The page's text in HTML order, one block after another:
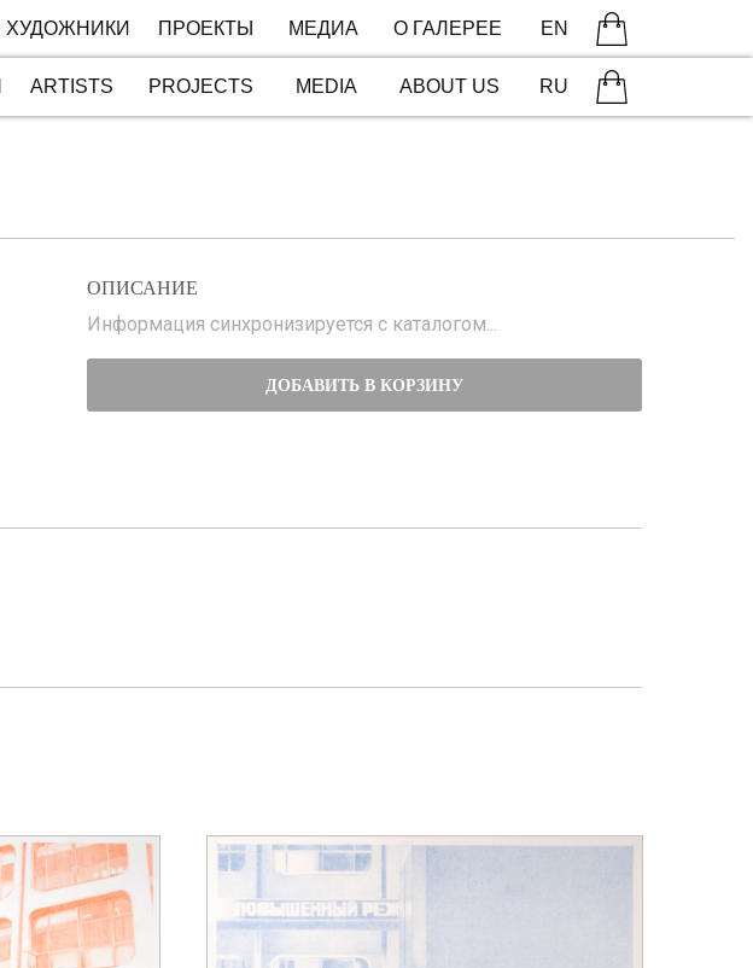
ПРОЕКТЫ
ХУДОЖНИКИ МЕДИА EN
О ГАЛЕРЕЕ
PROJECTS
ARTISTS MEDIA RU
ABOUT US
ОПИСАНИЕ
Информация синхронизируется с каталогом...
ДОБАВИТЬ В КОРЗИНУ